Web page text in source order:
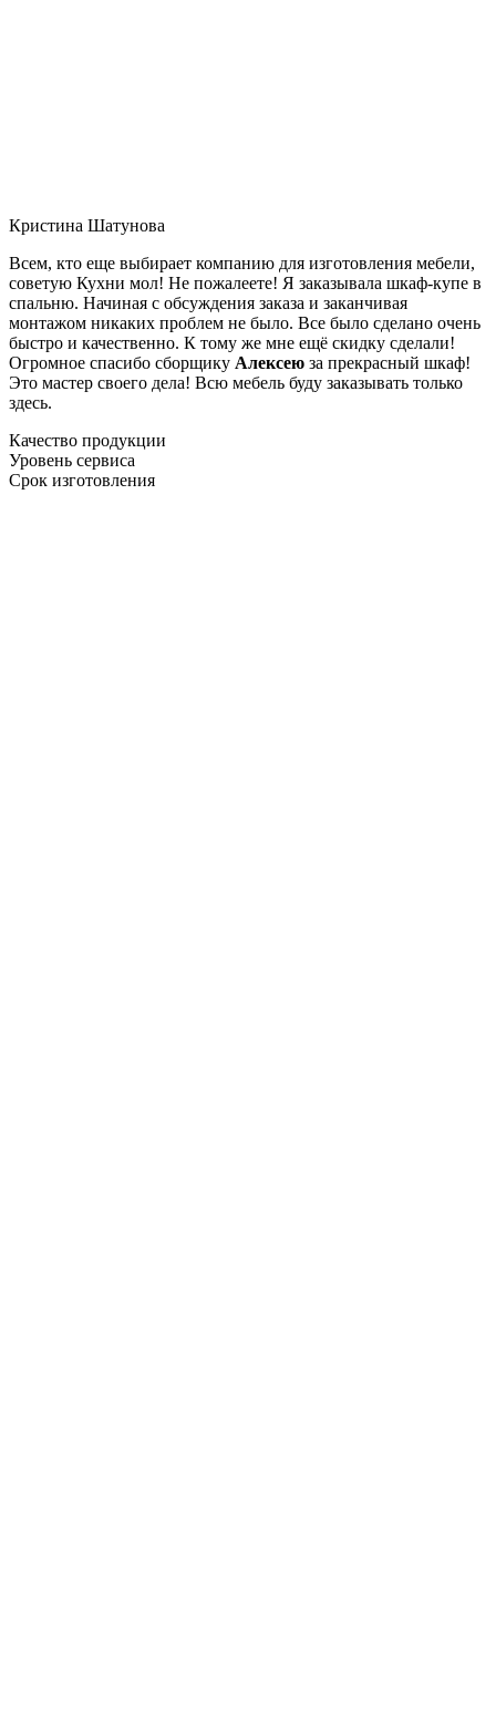
Кристина Шатунова
Всем, кто еще выбирает компанию для изготовления мебели,
советую Кухни мол! Не пожалеете! Я заказывала шкаф-купе в
спальню. Начиная с обсуждения заказа и заканчивая
монтажом никаких проблем не было. Все было сделано очень
быстро и качественно. К тому же мне ещё скидку сделали!
Огромное спасибо сборщику Алексею за прекрасный шкаф!
Это мастер своего дела! Всю мебель буду заказывать только
здесь.
Качество продукции
Уровень сервиса
Срок изготовления